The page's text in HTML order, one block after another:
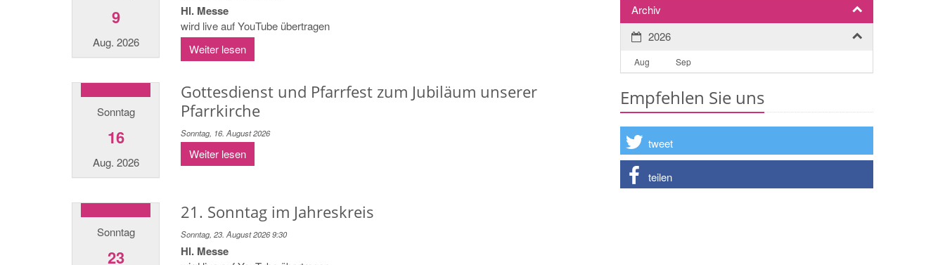
9
Aug. 2026
Hl. Messe
wird live auf YouTube übertragen
Weiter lesen
Sonntag
16
Aug. 2026
Gottesdienst und Pfarrfest zum Jubiläum unserer
Pfarrkirche
Sonntag, 16. August 2026
Weiter lesen
Sonntag
23
21. Sonntag im Jahreskreis
Sonntag, 23. August 2026 9:30
Hl. Messe
Archiv
2026
Aug Sep
Empfehlen Sie uns
tweet
teilen